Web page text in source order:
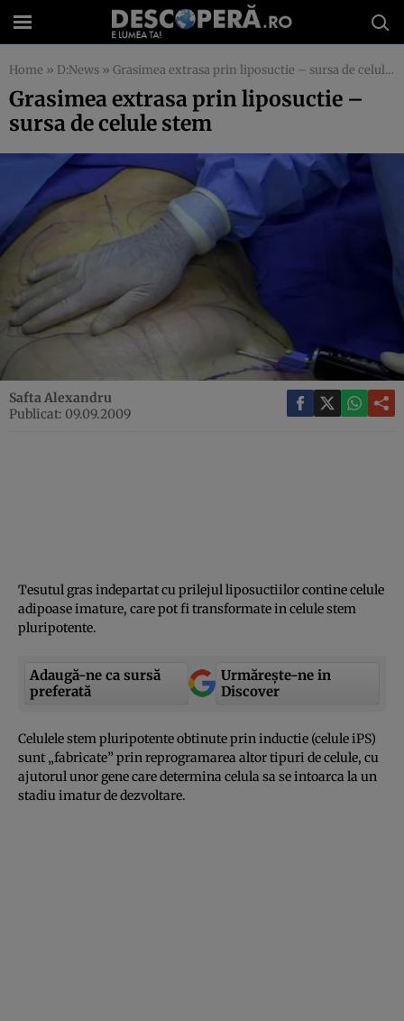
Home » D:News » Grasimea extrasa prin liposuctie – sursa de celule stem
Grasimea extrasa prin liposuctie –
sursa de celule stem
Safta Alexandru
Publicat: 09.09.2009
Tesutul gras indepartat cu prilejul liposuctiilor contine celule
adipoase imature, care pot fi transformate in celule stem
pluripotente.
Adaugă-ne ca sursă
preferată
Urmărește-ne in
Discover
Celulele stem pluripotente obtinute prin inductie (celule iPS)
sunt „fabricate” prin reprogramarea altor tipuri de celule, cu
ajutorul unor gene care determina celula sa se intoarca la un
stadiu imatur de dezvoltare.